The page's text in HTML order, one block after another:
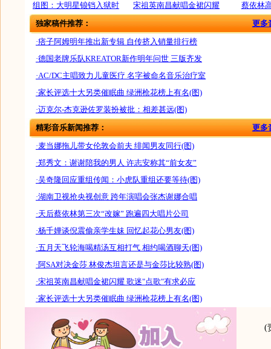
组图：大明星锒铛入狱时 宋祖英南昌献唱金裙闪耀
蔡依林
独家稿件推荐：
更多
·痞子阿姆明年推出新专辑 自传挤入销量排行榜
·德国老牌乐队KREATOR新作明年问世 三版齐发
·AC/DC主唱致力儿童医疗 名字被命名音乐治疗室
·家长评选十大另类催眠曲 绿洲枪花榜上有名(图)
·迈克尔-杰克逊佐罗装扮被批：相差甚远(图)
精彩音乐新闻推荐：
更多
·麦当娜拖儿带女伦敦会前夫 绯闻男友同行(图)
·郑秀文：谢谢陪我的男人 许志安称其“前女友”
·吴奇隆回应重组传闻：小虎队重组还要等待(图)
·湖南卫视抢央视创意 跨年演唱会张杰谢娜合唱
·天后蔡依林第三次“改嫁” 跑遍四大唱片公司
·杨千嬅谈倪震偷亲学生妹 回忆起花心男友(图)
·五月天飞轮海喝精汤互相打气 相约喝酒聊天(图)
·阿SA对决金莎 林俊杰坦言还是与金莎比较熟(图)
·宋祖英南昌献唱金裙闪耀 歌迷"点歌"有求必应
·家长评选十大另类催眠曲 绿洲枪花榜上有名(图)
(